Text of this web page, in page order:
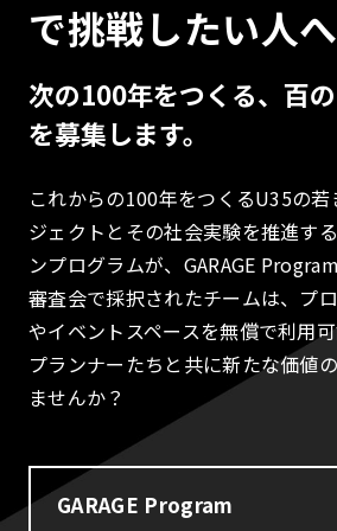
で挑戦したい人へ
次の100年をつくる、百
を募集します。
これからの100年をつくるU35の
ジェクトとその社会実験を推進す
ンプログラムが、GARAGE
審査会で採択されたチームは、プ
やイベントスペースを無償で利用
プランナーたちと共に新たな価値
ませんか？
GARAGE Program